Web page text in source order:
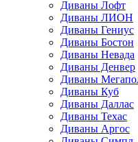
Диваны Лофт
Диваны ЛИОН
Диваны Гениус
Диваны Бостон
Диваны Невада
Диваны Денвер
Диваны
Диваны Куб
Диваны Даллас
Диваны Техас
Диваны Аргос